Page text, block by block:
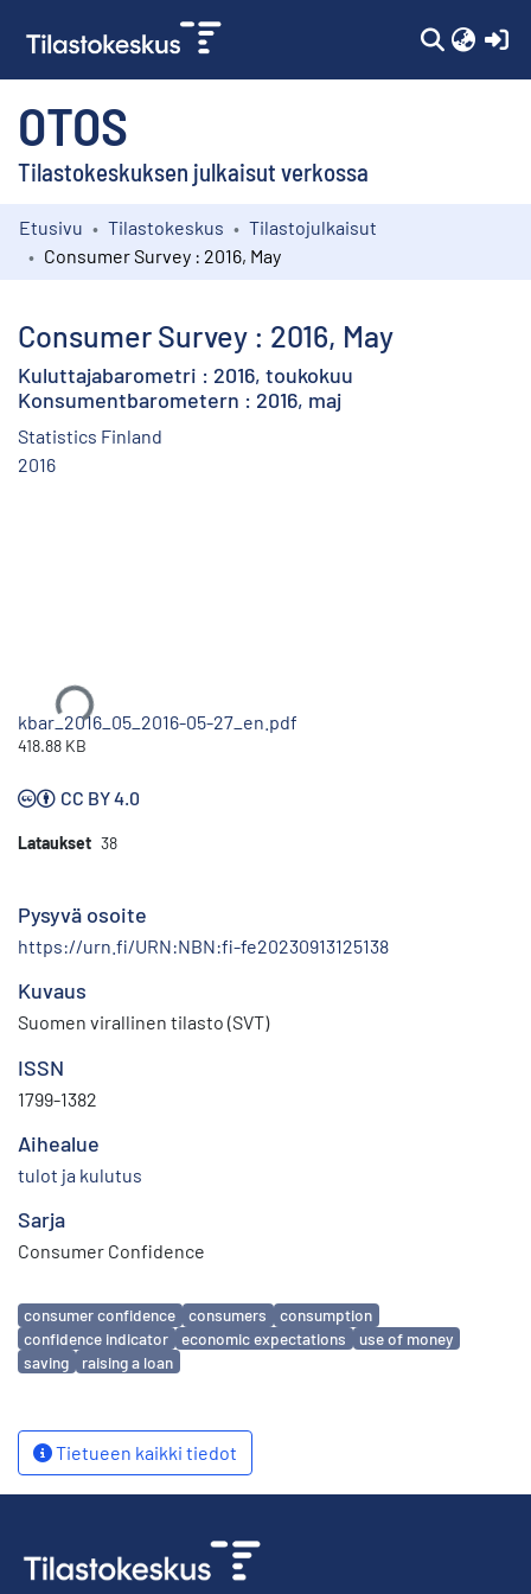
OTOS
Tilastokeskuksen julkaisut verkossa
Kokoelmat
Etusivu Tilastokeskus
Tilastojulkaisut
Consumer Survey : 2016, May
Consumer Survey : 2016, May
Kuluttajabarometri : 2016, toukokuu
Konsumentbarometern : 2016, maj
Statistics Finland
2016
Ladataan...
kbar_2016_05_2016-05-27_en.pdf
418.88 KB
CC BY 4.0
Lataukset 38
Pysyvä osoite
https://urn.fi/URN:NBN:fi-fe20230913125138
Kuvaus
Suomen virallinen tilasto (SVT)
ISSN
1799-1382
Aihealue
tulot ja kulutus
Sarja
Consumer Confidence
Avainsanat
consumer confidence consumers
consumption
confidence indicator
economic expectations
use of money
saving
raising a loan
Tietueen kaikki tiedot